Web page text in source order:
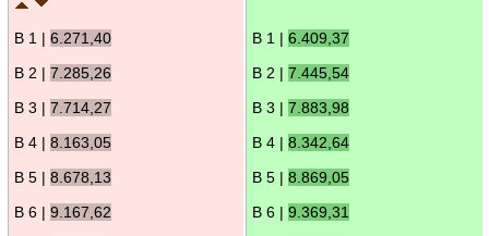
B 1 | 6.271,40
B 2 | 7.285,26
B 3 | 7.714,27
B 4 | 8.163,05
B 5 | 8.678,13
B 6 | 9.167,62
B 1 | 6.409,37
B 2 | 7.445,54
B 3 | 7.883,98
B 4 | 8.342,64
B 5 | 8.869,05
B 6 | 9.369,31